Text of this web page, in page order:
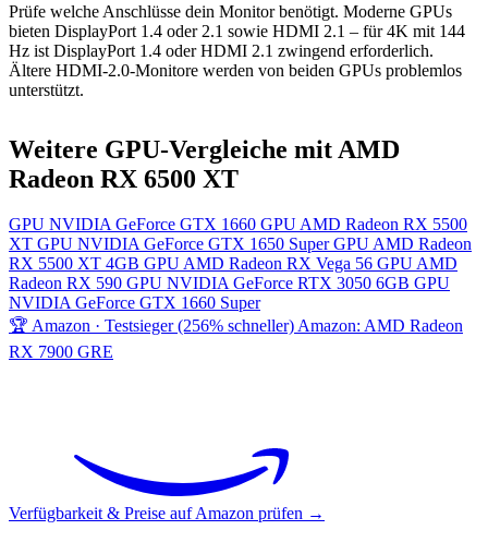
Prüfe welche Anschlüsse dein Monitor benötigt. Moderne GPUs
bieten DisplayPort 1.4 oder 2.1 sowie HDMI 2.1 – für 4K mit 144
Hz ist DisplayPort 1.4 oder HDMI 2.1 zwingend erforderlich.
Ältere HDMI-2.0-Monitore werden von beiden GPUs problemlos
unterstützt.
Weitere GPU-Vergleiche mit AMD
Radeon RX 6500 XT
GPU NVIDIA GeForce GTX 1660 GPUAMD Radeon RX 5500
XT GPU NVIDIA GeForce GTX 1650 Super GPUAMD Radeon
RX 5500 XT 4GB GPUAMD Radeon RX Vega 56 GPUAMD
Radeon RX 590 GPU NVIDIA GeForce RTX 3050 6GB GPU
NVIDIA GeForce GTX 1660 Super
🏆 Amazon · Testsieger (256% schneller)Amazon: AMD Radeon
RX 7900 GRE
Verfügbarkeit & Preise auf Amazon prüfen →